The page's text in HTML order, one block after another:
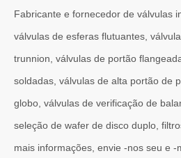
2026-07-01
Os sistemas de engenharia naval
Fabricante e fornecedor de válvulas
válvulas de esferas flutuantes,
trunnion, válvulas de portão
soldadas, válvulas de alta portão de
globo, válvulas de verificação de
seleção de wafer de disco duplo,
mais informações, envie -nos seu e -